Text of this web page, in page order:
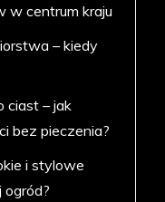
w centrum kraju
– kiedy
ciast – jak
bez pieczenia?
i stylowe
ogród?